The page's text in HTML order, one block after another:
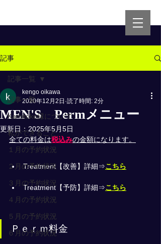
記事
記事一覧
Kamitoko縁について
私ができること
１月の予約状況
２月の予約状況
３月の予約状況
４月の予約状況
５月の予約状況
６月の予約状況
記事一覧
MEN'S Permメニュー
kengo oikawa
2020年12月2日 読了時間: 2分
更新日：2025年5月5日
全ての料金は税込みの金額になります。
Treatment【改善】詳細⇒こちら
Treatment【予防】詳細⇒こちら
Ｐｅｒｍ料金